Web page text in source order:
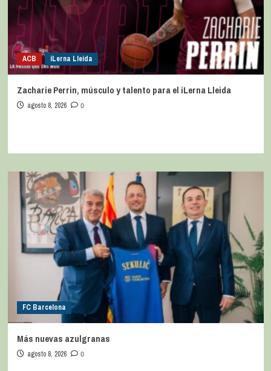
ACB iLerna Lleida
Zacharie Perrin, músculo y talento para el iLerna Lleida
agosto 8, 2026 0
FC Barcelona
Más nuevas azulgranas
agosto 8, 2026 0